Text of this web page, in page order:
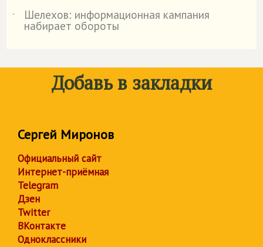
˙
Шелехов: информационная кампания
набирает обороты
Добавь в закладки
Сергей Миронов
Официальный сайт
Интернет-приёмная
Telegram
Дзен
Twitter
ВКонтакте
Одноклассники